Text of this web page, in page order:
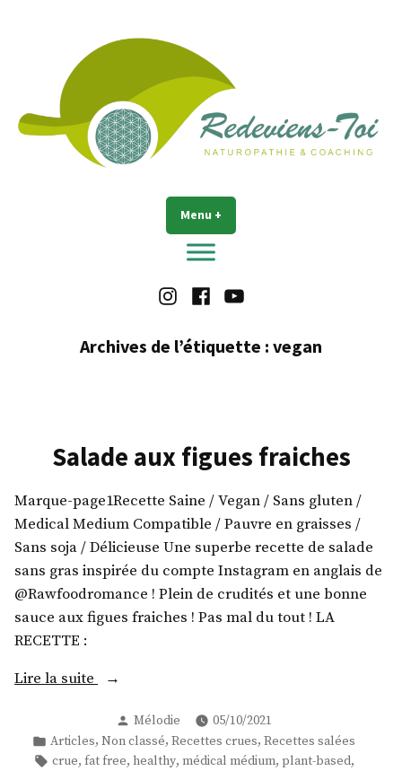
Redeviens-toi Menu +
Instagram
FacebookYoutube
Archives de l’étiquette : vegan
Salade aux figues fraiches
Marque-page1Recette Saine / Vegan / Sans gluten /
Medical Medium Compatible / Pauvre en graisses /
Sans soja / Délicieuse Une superbe recette de salade
sans gras inspirée du compte Instagram en anglais de
@Rawfoodromance ! Plein de crudités et une bonne
sauce aux figues fraiches ! Pas mal du tout ! LA
RECETTE :
Lire la suite
« Salade
figues
fraiches »
Publié
par
Mélodie
05/10/2021
Publié
dans
Articles, Non classé, Recettes crues, Recettes salées
Étiquettes :
crue, fat free, healthy, médical médium, plant-based,